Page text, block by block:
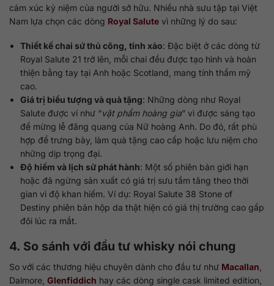
cảm xúc kỷ niệm của người sở hữu. Nhiều nhà sưu tập tại Việt
Nam lựa chọn các dòng Royal Salute vì những lý do sau:
Thiết kế chai sứ thủ công, tinh xảo: Đặc biệt ở các dòng từ
Royal Salute 21 trở lên, mỗi chai đều được tạo hình và hoàn
thiện bằng tay tại Anh hoặc Scotland, mang tính thẩm mỹ
cao.
Giá trị biểu tượng và quà tặng: Những dòng như Royal
Salute được ví như “vật phẩm hoàng gia” vì được sáng tạo
để mừng lễ đăng quang của Nữ hoàng Anh. Do đó, rất phù
hợp để trưng bày, làm quà tặng cao cấp hoặc lưu niệm cho
những dịp trọng đại.
Độ hiếm và lịch sử phát hành: Một số phiên bản giới hạn
hoặc đã ngừng sản xuất có giá trị sưu tầm tăng theo thời
gian vì độ khan hiếm. Ví dụ: Royal Salute 38 Stone of
Destiny phiên bản hộp da thật hiện có giá thị trường cao gấp
đôi lúc ra mắt.
4. So sánh với đầu tư whisky nói chung
So với các thương hiệu chuyên dành cho đầu tư như Macallan
Dalmore, Glenfiddich hay các dòng single cask limited edition,